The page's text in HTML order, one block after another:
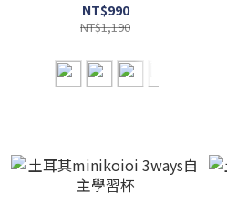
NT$990
NT$1,190